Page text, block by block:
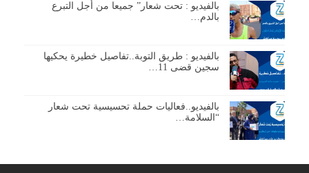
بالفيديو : تحت شعار” جميعا من أجل التبرع
بالدم…
بالفيديو : طريق التوبة..تفاصيل خطيرة يحكيها
سجين قضى 11…
بالفيديو..فعاليات حملة تحسيسية تحت شعار
“السلامة…